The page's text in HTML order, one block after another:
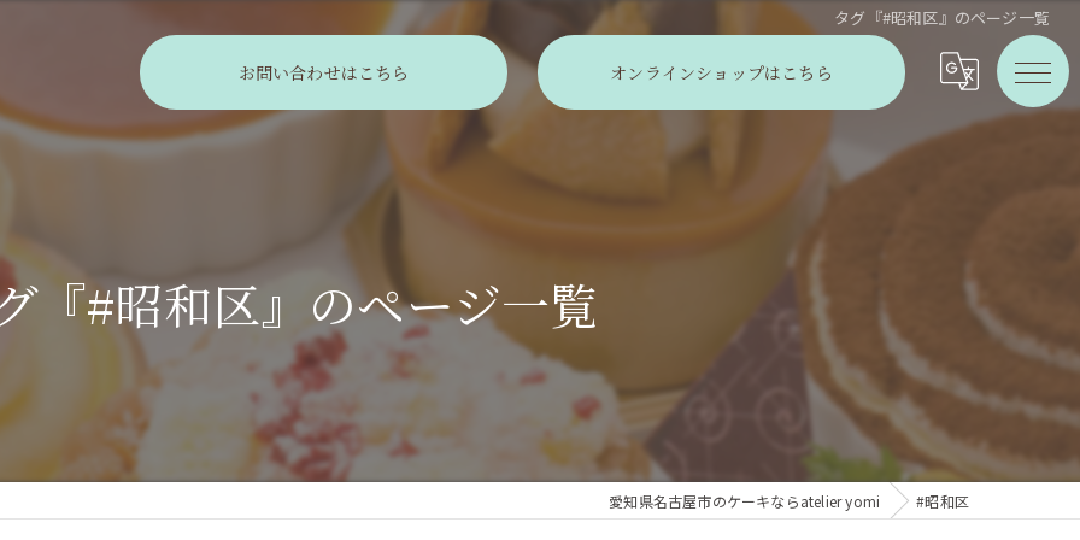
タグ『#昭和区』のページ一覧
お問い合わせはこちら オンラインショップはこちら
『#昭和区』のページ一覧
愛知県名古屋市のケーキならatelier yomi #昭和区